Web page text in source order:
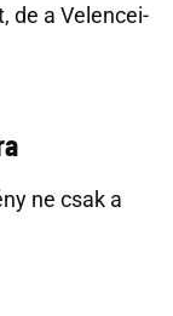
de a Velencei-
ne csak a